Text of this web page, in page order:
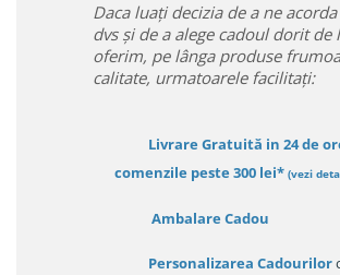
Daca luați decizia de a ne
dvs și de a alege cadoul dorit de
oferim, pe lânga produse
calitate, urmatoarele facilitați:
Livrare Gratuită in 24 de
comenzile peste 300 lei* (vezi
Ambalare Cadou
Personalizarea Cadourilor